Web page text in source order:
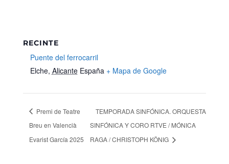
RECINTE
Puente del ferrocarril
Elche, Alicante España + Mapa de Google
Premi de Teatre
Breu en Valencià
Evarist García 2025
TEMPORADA SINFÓNICA. ORQUESTA
SINFÓNICA Y CORO RTVE / MÓNICA
RAGA / CHRISTOPH KÖNIG